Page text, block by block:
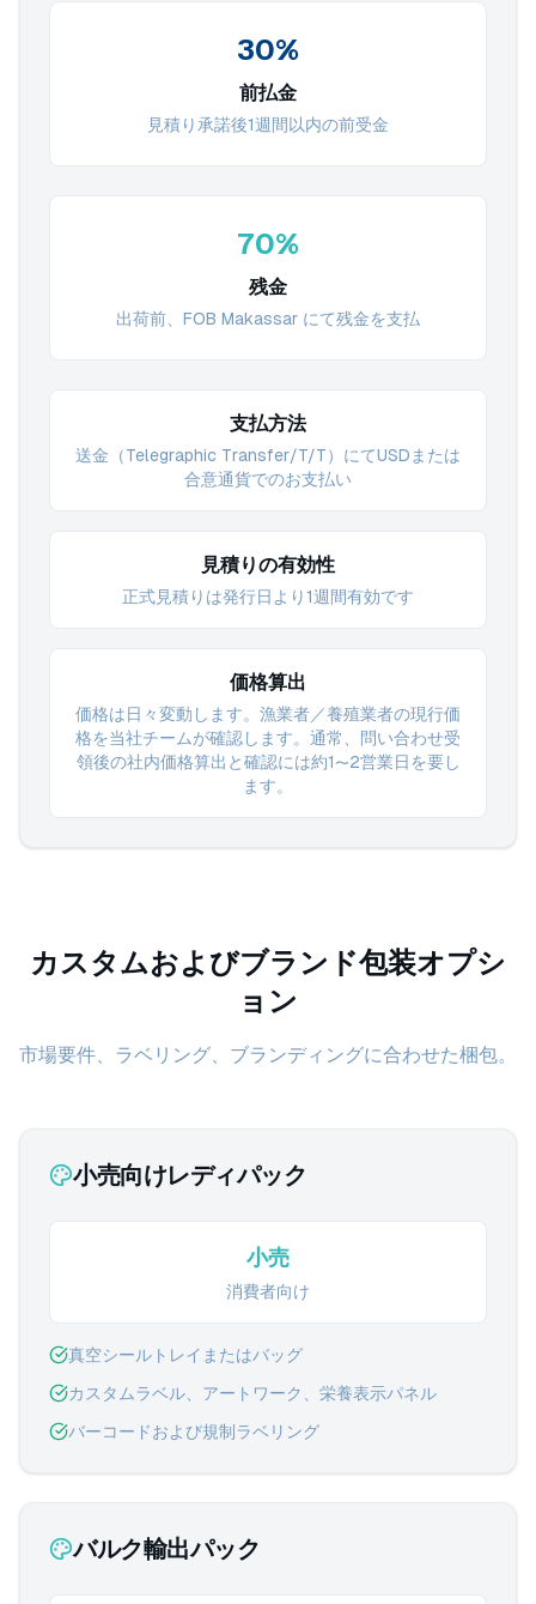
30%
前払金
見積り承諾後1週間以内の前受金
70%
残金
出荷前、FOB Makassar にて残金を支払
支払方法
送金（Telegraphic Transfer/T/T）にてUSDまたは
合意通貨でのお支払い
見積りの有効性
正式見積りは発行日より1週間有効です
価格算出
価格は日々変動します。漁業者／養殖業者の現行価
格を当社チームが確認します。通常、問い合わせ受
領後の社内価格算出と確認には約1〜2営業日を要し
ます。
カスタムおよびブランド包装オプシ
ョン
市場要件、ラベリング、ブランディングに合わせた梱包。
小売向けレディパック
小売
消費者向け
真空シールトレイまたはバッグ
カスタムラベル、アートワーク、栄養表示パネル
バーコードおよび規制ラベリング
バルク輸出パック